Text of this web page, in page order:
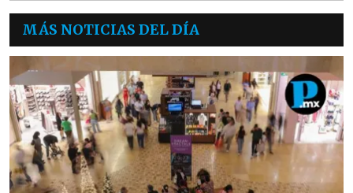
MÁS NOTICIAS DEL DÍA